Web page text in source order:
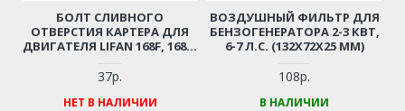
БОЛТ СЛИВНОГО
ОТВЕРСТИЯ КАРТЕРА ДЛЯ
ДВИГАТЕЛЯ LIFAN 168F, 168F-
37р.
НЕТ В НАЛИЧИИ
ВОЗДУШНЫЙ ФИЛЬТР ДЛЯ
БЕНЗОГЕНЕРАТОРА 2-3 КВТ,
6-7 Л.С. (132Х72Х25 ММ)
108р.
В НАЛИЧИИ